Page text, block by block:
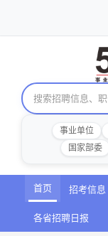
事业单位
国家部委
首页 招考信息
各省招聘日报